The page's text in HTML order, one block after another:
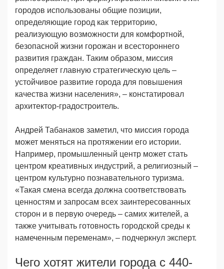
городов использованы общие позиции,
определяющие город как территорию,
реализующую возможности для комфортной,
безопасной жизни горожан и всестороннего
развития граждан. Таким образом, миссия
определяет главную стратегическую цель –
устойчивое развитие города для повышения
качества жизни населения», – констатировал
архитектор-градостроитель.
Андрей Табанаков заметил, что миссия города
может меняться на протяжении его истории.
Например, промышленный центр может стать
центром креативных индустрий, а религиозный –
центром культурно познавательного туризма.
«Такая смена всегда должна соответствовать
ценностям и запросам всех заинтересованных
сторон и в первую очередь – самих жителей, а
также учитывать готовность городской среды к
намеченным переменам», – подчеркнул эксперт.
Чего хотят жители города с 440-